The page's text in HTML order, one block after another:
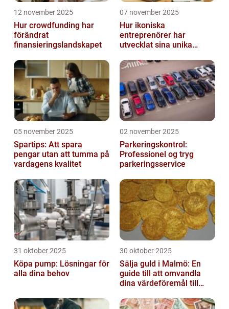
12 november 2025
Hur crowdfunding har
förändrat
finansieringslandskapet
07 november 2025
Hur ikoniska
entreprenörer har
utvecklat sina unika
05 november 2025
Spartips: Att spara
pengar utan att tumma på
vardagens kvalitet
02 november 2025
Parkeringskontrol:
Professionel og tryg
parkeringsservice
31 oktober 2025
Köpa pump: Lösningar för
alla dina behov
30 oktober 2025
Sälja guld i Malmö: En
guide till att omvandla
dina värdeföremål till